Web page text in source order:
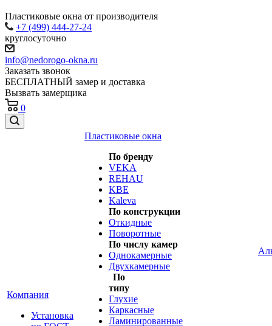
Пластиковые окна от производителя
+7 (499) 444-27-24
круглосуточно
info@nedorogo-okna.ru
Заказать звонок
БЕСПЛАТНЫЙ замер и доставка
Вызвать замерщика
0
Компания
Установка
Пластиковые окна
По бренду
VEKA
REHAU
KBE
Kaleva
По конструкции
Откидные
Поворотные
По числу камер
Однокамерные
Двухкамерные
По
типу
Глухие
Каркасные
Ламинированные